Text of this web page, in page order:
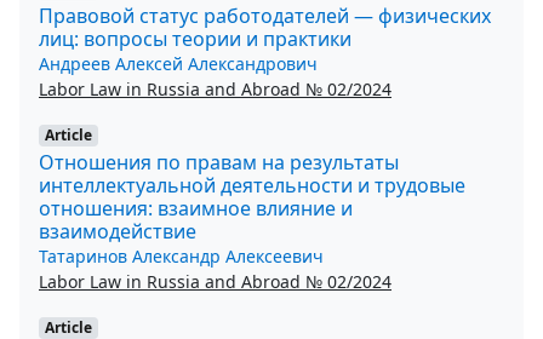
Правовой статус работодателей — физических
лиц: вопросы теории и практики
Андреев Алексей Александрович
Labor Law in Russia and Abroad № 02/2024
Article
Отношения по правам на результаты
интеллектуальной деятельности и трудовые
отношения: взаимное влияние и
взаимодействие
Татаринов Александр Алексеевич
Labor Law in Russia and Abroad № 02/2024
Article